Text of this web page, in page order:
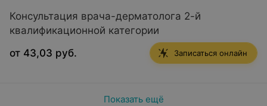
Консультация врача-дерматолога 2-й
квалификационной категории
от 43,03 руб.
Записаться онлайн
Показать ещё